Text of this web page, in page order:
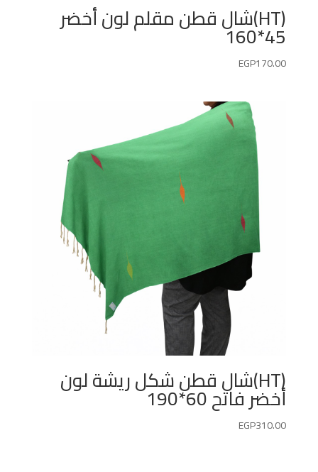
(HT)شال قطن مقلم لون أخضر
45*160
EGP170.00
(HT)شال قطن شكل ريشة لون
أخضر فاتح 60*190
EGP310.00